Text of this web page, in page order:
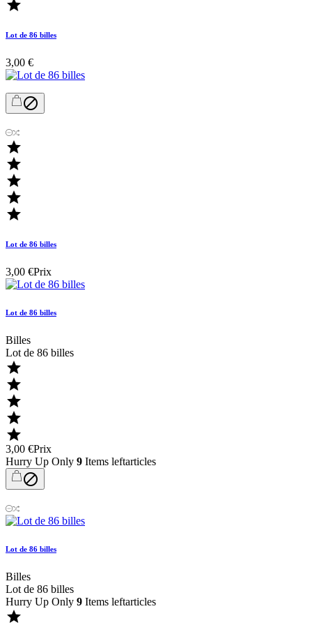

Lot de 86 billes
3,00 €






Lot de 86 billes
3,00 €Prix
Lot de 86 billes
Billes
Lot de 86 billes





3,00 €Prix
Hurry Up Only 9 Items leftarticles

Lot de 86 billes
Billes
Lot de 86 billes
Hurry Up Only 9 Items leftarticles
